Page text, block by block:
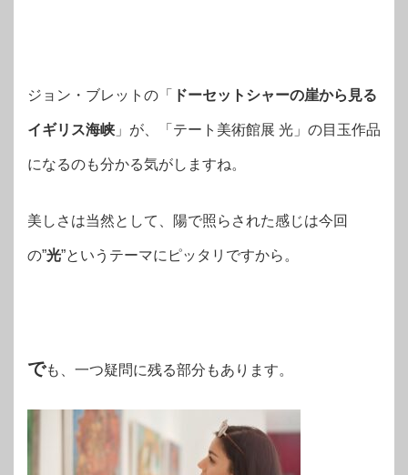
ジョン・ブレットの「 ドーセットシャーの崖から見る
イギリス海峡 」が、「テート美術館展 光」の目玉作品
になるのも分かる気がしますね。
美しさは当然として、陽で照らされた感じは今回
の”光”というテーマにピッタリですから。
でも、一つ疑問に残る部分もあります。